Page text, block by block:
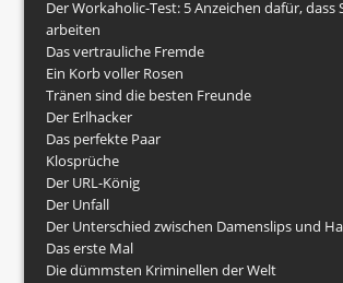
Der Workaholic-Test: 5 Anzeichen dafür, dass
arbeiten
Das vertrauliche Fremde
Ein Korb voller Rosen
Tränen sind die besten Freunde
Der Erlhacker
Das perfekte Paar
Klosprüche
Der URL-König
Der Unfall
Der Unterschied zwischen Damenslips und
Das erste Mal
Die dümmsten Kriminellen der Welt